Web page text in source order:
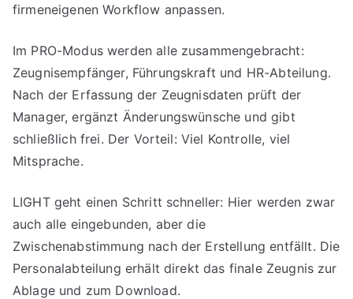
firmeneigenen Workflow anpassen.
Im PRO-Modus werden alle zusammengebracht:
Zeugnisempfänger, Führungskraft und HR-Abteilung.
Nach der Erfassung der Zeugnisdaten prüft der
Manager, ergänzt Änderungswünsche und gibt
schließlich frei. Der Vorteil: Viel Kontrolle, viel
Mitsprache.
LIGHT geht einen Schritt schneller: Hier werden zwar
auch alle eingebunden, aber die
Zwischenabstimmung nach der Erstellung entfällt. Die
Personalabteilung erhält direkt das finale Zeugnis zur
Ablage und zum Download.